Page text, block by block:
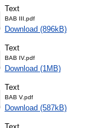
Text
BAB III.pdf
Download (896kB)
Text
BAB IV.pdf
Download (1MB)
Text
BAB V.pdf
Download (587kB)